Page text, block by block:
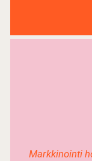
Markkinointi